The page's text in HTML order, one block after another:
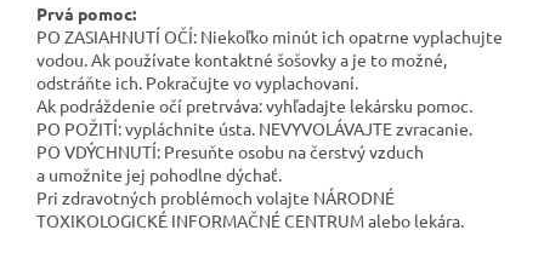
Prvá pomoc:
PO ZASIAHNUTÍ OČÍ: Niekoľko minút ich opatrne vyplachujte
vodou. Ak používate kontaktné šošovky a je to možné,
odstráňte ich. Pokračujte vo vyplachovaní.
Ak podráždenie očí pretrváva: vyhľadajte lekársku pomoc.
PO POŽITÍ: vypláchnite ústa. NEVYVOLÁVAJTE zvracanie.
PO VDÝCHNUTÍ: Presuňte osobu na čerstvý vzduch
a umožnite jej pohodlne dýchať.
Pri zdravotných problémoch volajte NÁRODNÉ
TOXIKOLOGICKÉ INFORMAČNÉ CENTRUM alebo lekára.